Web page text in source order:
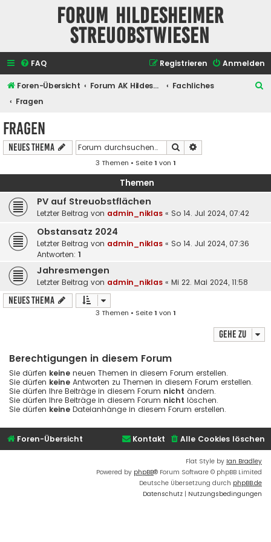
Forum Hildesheimer
Streuobstwiesen
FAQ Anmelden
Registrieren
Foren-Übersicht Forum AK Hildesheimer Streuobstwiesen
Fachliches
Fragen
Fragen
Neues Thema Suche
3 Themen • Seite1 von 1
Themen
PV auf Streuobstflächen
Letzter Beitrag von admin_niklas « So 14. Jul 2024, 07:42
Obstansatz 2024
Letzter Beitrag von admin_niklas « So 14. Jul 2024, 07:36
Antworten: 1
Jahresmengen
Letzter Beitrag von admin_niklas « Mi 22. Mai 2024, 11:58
Neues Thema
3 Themen • Seite1 von 1
Gehe zu
Berechtigungen in diesem Forum
Sie dürfen keine neuen Themen in diesem Forum erstellen.
Sie dürfen keine Antworten zu Themen in diesem Forum erstellen.
Sie dürfen Ihre Beiträge in diesem Forum nicht ändern.
Sie dürfen Ihre Beiträge in diesem Forum nicht löschen.
Sie dürfen keine Dateianhänge in diesem Forum erstellen.
Foren-Übersicht Alle Cookies löschen
Kontakt
Flat Style by Ian Bradley
Powered by phpBB® Forum Software © phpBB Limited
Deutsche Übersetzung durch phpBB.de
Datenschutz | Nutzungsbedingungen